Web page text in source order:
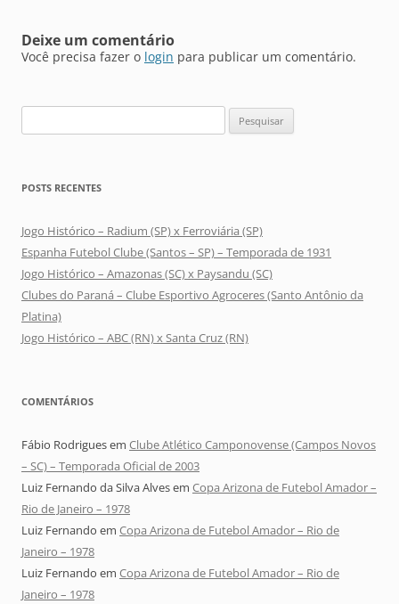
Deixe um comentário
Você precisa fazer o login para publicar um comentário.
por:
POSTS RECENTES
Jogo Histórico – Radium (SP) x Ferroviária (SP)
Espanha Futebol Clube (Santos – SP) – Temporada de 1931
Jogo Histórico – Amazonas (SC) x Paysandu (SC)
Clubes do Paraná – Clube Esportivo Agroceres (Santo Antônio da
Platina)
Jogo Histórico – ABC (RN) x Santa Cruz (RN)
COMENTÁRIOS
Fábio Rodriguesem Clube Atlético Camponovense (Campos Novos
– SC) – Temporada Oficial de 2003
Luiz Fernando da Silva Alvesem Copa Arizona de Futebol Amador –
Rio de Janeiro – 1978
Luiz Fernando em Copa Arizona de Futebol Amador – Rio de
Janeiro – 1978
Luiz Fernando em Copa Arizona de Futebol Amador – Rio de
Janeiro – 1978